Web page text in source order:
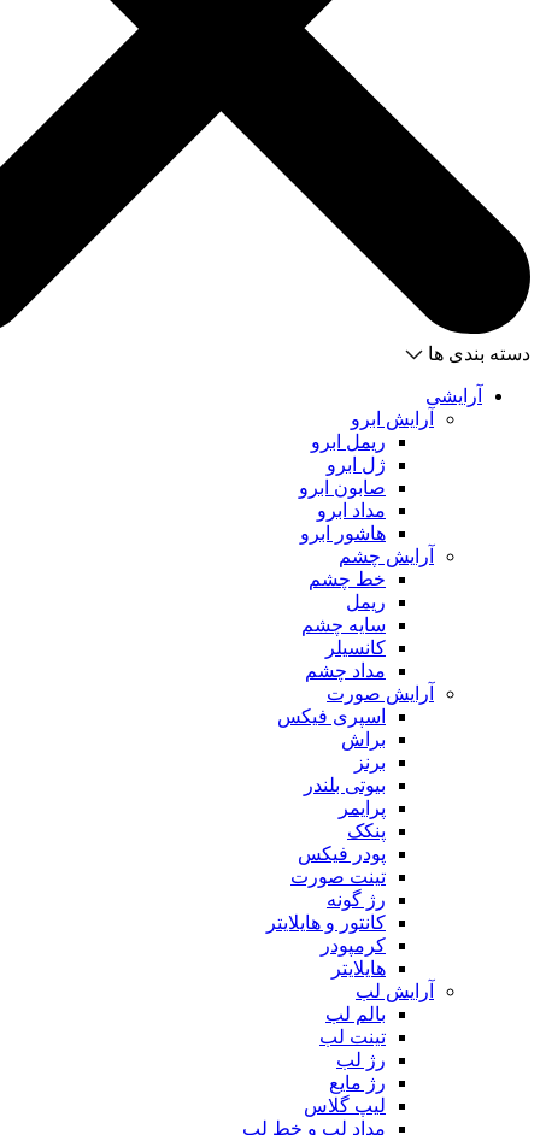
دسته بندی ها
آرایشی
آرایش ابرو
ریمل ابرو
ژل ابرو
صابون ابرو
مداد ابرو
هاشور ابرو
آرایش چشم
خط چشم
ریمل
سایه چشم
کانسیلر
مداد چشم
آرایش صورت
اسپری فیکس
براش
برنز
بیوتی بلندر
پرایمر
پنکک
پودر فیکس
تینت صورت
رژ گونه
کانتور و هایلایتر
کرمپودر
هایلایتر
آرایش لب
بالم لب
تینت لب
رژ لب
رژ مایع
لیپ گلاس
مداد لب و خط لب